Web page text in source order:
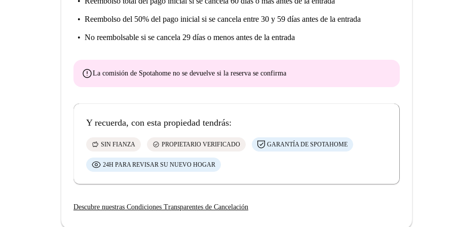
Reembolso del 50% del pago inicial si se cancela entre 30 y 59 días antes de la entrada
No reembolsable si se cancela 29 días o menos antes de la entrada
errorLa comisión de Spotahome no se devuelve si la reserva se confirma
Y recuerda, con esta propiedad tendrás:
savings SIN FIANZA check_circle PROPIETARIO VERIFICADO GARANTÍA DE SPOTAHOME
24H PARA REVISAR SU NUEVO HOGAR
Descubre nuestras Condiciones Transparentes de Cancelación